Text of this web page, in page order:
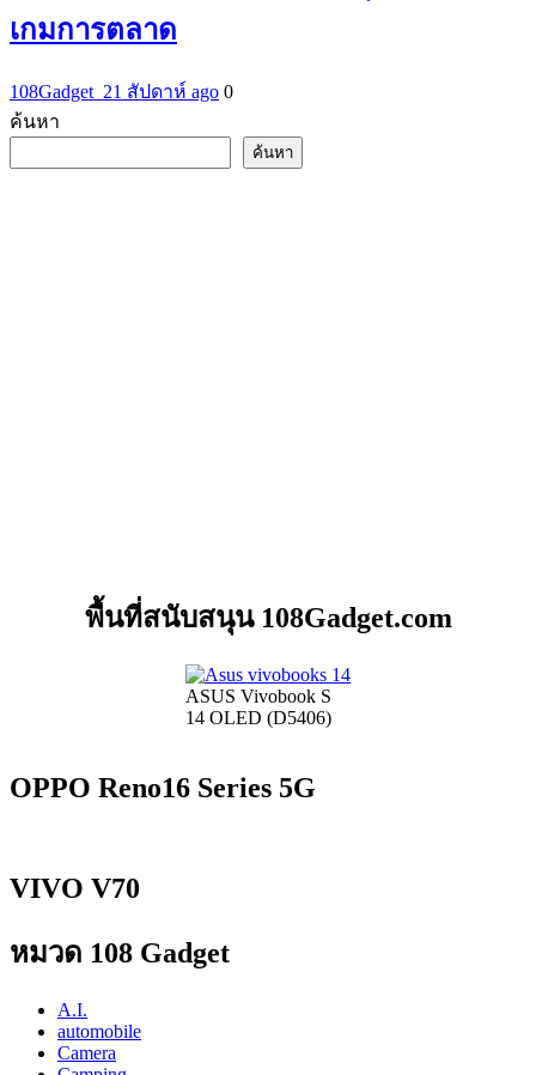
เกมการตลาด
108Gadget_21 สัปดาห์ ago 0
ค้นหา
ค้นหา
พื้นที่สนับสนุน 108Gadget.com
ASUS Vivobook S
14 OLED (D5406)
OPPO Reno16 Series 5G
VIVO V70
หมวด 108 Gadget
A.I.
automobile
Camera